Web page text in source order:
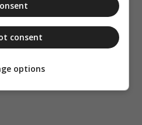
consent
options